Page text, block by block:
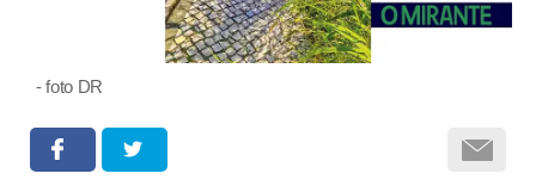
- foto DR